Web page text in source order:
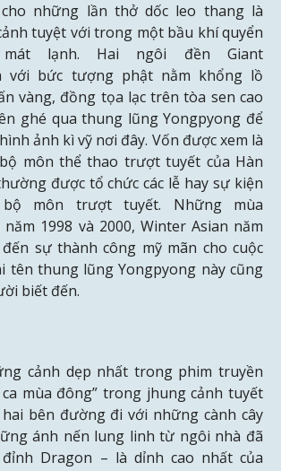
những lần thở dốc leo thang là
tuyệt với trong một bầu khí quyển
lạnh. Hai ngôi đền Giant
với bức tượng phật nằm khổng lồ
vàng, đồng tọa lạc trên tòa sen cao
ghé qua thung lũng Yongpyong để
ảnh kì vỹ nơi đây. Vốn được xem là
môn thể thao trượt tuyết của Hàn
được tổ chức các lễ hay sự kiện
môn trượt tuyết. Những mùa
1998 và 2000, Winter Asian năm
sự thành công mỹ mãn cho cuộc
tên thung lũng Yongpyong này cũng
biết đến.
cảnh dẹp nhất trong phim truyền
mùa đông” trong jhung cảnh tuyết
bên đường đi với những cành cây
ánh nến lung linh từ ngôi nhà đã
Dragon – là dỉnh cao nhất của